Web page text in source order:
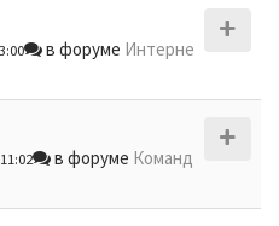
в форуме Интерне
в форуме Команд